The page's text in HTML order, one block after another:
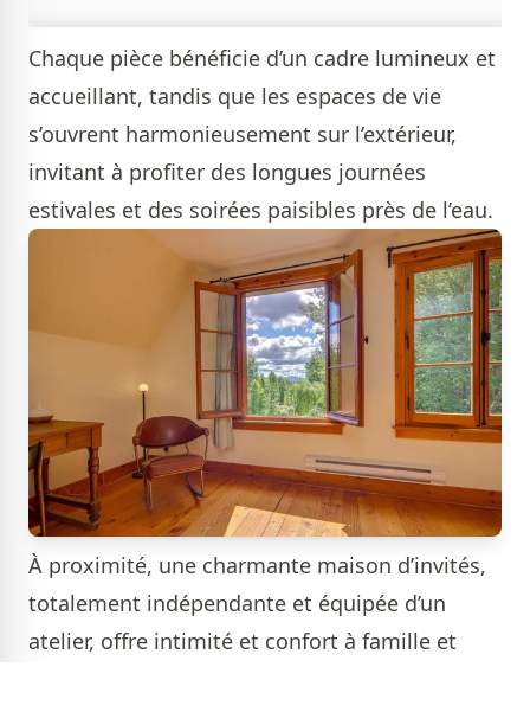
Chaque pièce bénéficie d’un cadre lumineux et
accueillant, tandis que les espaces de vie
s’ouvrent harmonieusement sur l’extérieur,
invitant à profiter des longues journées
estivales et des soirées paisibles près de l’eau.
À proximité, une charmante maison d’invités,
totalement indépendante et équipée d’un
atelier, offre intimité et confort à famille et